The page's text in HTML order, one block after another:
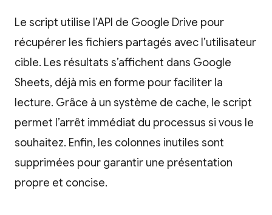
Le script utilise l’API de Google Drive pour
récupérer les fichiers partagés avec l’utilisateur
cible. Les résultats s’affichent dans Google
Sheets, déjà mis en forme pour faciliter la
lecture. Grâce à un système de cache, le script
permet l’arrêt immédiat du processus si vous le
souhaitez. Enfin, les colonnes inutiles sont
supprimées pour garantir une présentation
propre et concise.